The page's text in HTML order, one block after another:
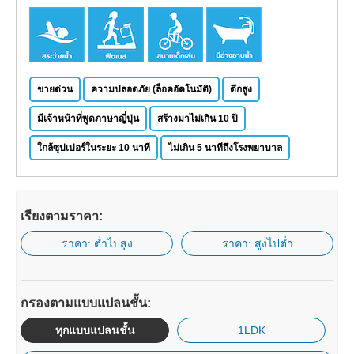
ขายด่วน ความปลอดภัย (ล็อคอัตโนมัติ) ตึกสูง
มีเจ้าหน้าที่พูดภาษาญี่ปุ่น สร้างมาไม่เกิน 10 ปี
ใกล้ซุปเปอร์ในระยะ 10 นาที ไม่เกิน 5 นาทีถึงโรงพยาบาล
เรียงตามราคา:
ราคา: ต่ำไปสูง ราคา: สูงไปต่ำ
กรองตามแบบแปลนชั้น:
ทุกแบบแปลนชั้น 1LDK